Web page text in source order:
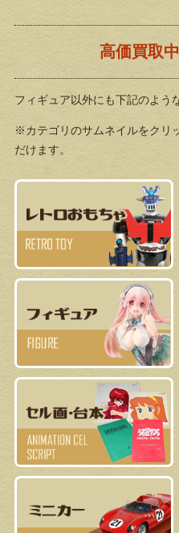
高価買取中
フィギュア以外にも下記のよう
※カテゴリのサムネイルをクリ
だけます。